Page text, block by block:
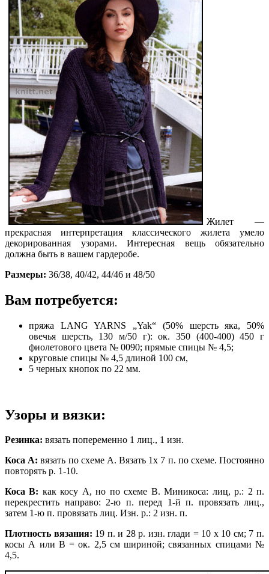
Жилет —
прекрасная интерпретация классического жилета умело
декорированная узорами. Интересная вещь обязательно
должна быть в вашем гардеробе.
Размеры: 36/38, 40/42, 44/46 и 48/50
Вам потребуется:
пряжа LANG YARNS „Yak“ (50% шерсть яка, 50%
овечья шерсть, 130 м/50 г): ок. 350 (400-400) 450 г
фиолетового цвета № 0090; прямые спицы № 4,5;
круговые спицы № 4,5 длиной 100 см,
5 черных кнопок по 22 мм.
Узоры и вязки:
Резинка: вязать попеременно 1 лиц., 1 изн.
Коса А: вязать по схеме А. Вязать 1х 7 п. по схеме. Постоянно
повторять р. 1-10.
Коса В: как косу А, но по схеме В. Миникоса: лиц, р.: 2 п.
перекрестить направо: 2-ю п. перед 1-й п. провязать лиц.,
затем 1-ю п. провязать лиц. Изн. р.: 2 изн. п.
Плотность вязания: 19 п. и 28 р. изн. глади = 10 х 10 см; 7 п.
косы А или В = ок. 2,5 см шириной; связанных спицами №
4,5.